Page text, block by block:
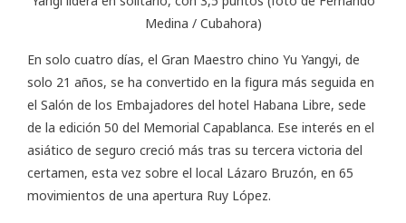
Medina / Cubahora)
En solo cuatro días, el Gran Maestro chino Yu Yangyi, de
solo 21 años, se ha convertido en la figura más seguida en
el Salón de los Embajadores del hotel Habana Libre, sede
de la edición 50 del Memorial Capablanca. Ese interés en el
asiático de seguro creció más tras su tercera victoria del
certamen, esta vez sobre el local Lázaro Bruzón, en 65
movimientos de una apertura Ruy López.